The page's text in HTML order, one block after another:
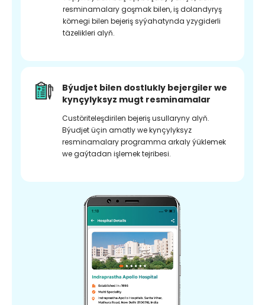
resminamalary goşmak bilen, iş dolandyryş
kömegi bilen bejeriş syýahatynda yzygiderli
täzelikleri alyň.
Býudjet bilen dostlukly bejergiler we
kynçylyksyz mugt resminamalar
Custöriteleşdirilen bejeriş usullaryny alyň.
Býudjet üçin amatly we kynçylyksyz
resminamalary programma arkaly ýüklemek
we gaýtadan işlemek tejribesi.